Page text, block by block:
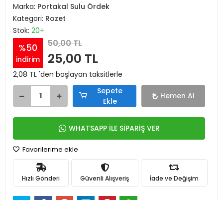
Marka: Portakal Sulu Ördek
Kategori: Rozet
Stok: 20+
%50
indirim
50,00 TL
25,00 TL
2,08 TL 'den başlayan taksitlerle
Sepete
Ekle
Hemen Al
WHATSAPP İLE SİPARİŞ VER
Favorilerime ekle
Hızlı Gönderi Güvenli Alışveriş İade ve Değişim